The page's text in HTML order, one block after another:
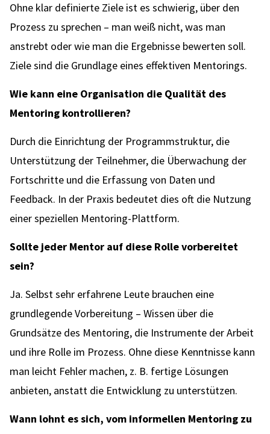
Ohne klar definierte Ziele ist es schwierig, über den
Prozess zu sprechen – man weiß nicht, was man
anstrebt oder wie man die Ergebnisse bewerten soll.
Ziele sind die Grundlage eines effektiven Mentorings.
Wie kann eine Organisation die Qualität des
Mentoring kontrollieren?
Durch die Einrichtung der Programmstruktur, die
Unterstützung der Teilnehmer, die Überwachung der
Fortschritte und die Erfassung von Daten und
Feedback. In der Praxis bedeutet dies oft die Nutzung
einer speziellen Mentoring-Plattform.
Sollte jeder Mentor auf diese Rolle vorbereitet
sein?
Ja. Selbst sehr erfahrene Leute brauchen eine
grundlegende Vorbereitung – Wissen über die
Grundsätze des Mentoring, die Instrumente der Arbeit
und ihre Rolle im Prozess. Ohne diese Kenntnisse kann
man leicht Fehler machen, z. B. fertige Lösungen
anbieten, anstatt die Entwicklung zu unterstützen.
Wann lohnt es sich, vom informellen Mentoring zu